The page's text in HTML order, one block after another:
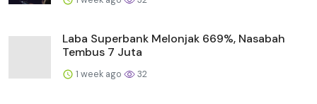
Laba Superbank Melonjak 669%, Nasabah
Tembus 7 Juta
1 week ago 32